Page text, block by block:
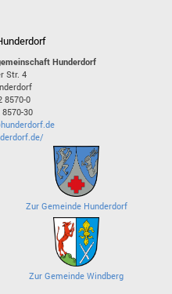
Hunderdorf
Str. 4
8570-0
30
Zur Gemeinde Hunderdorf
Zur Gemeinde Windberg